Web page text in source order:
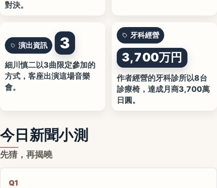
對決。
演出資訊 3
細川慎二以3曲限定參加的
方式，客座出演這場音樂
會。
牙科經營
3,700万円
作者經營的牙科診所以8台
診療椅，達成月商3,700萬
日圓。
今日新聞小測
先猜，再揭曉
Q1